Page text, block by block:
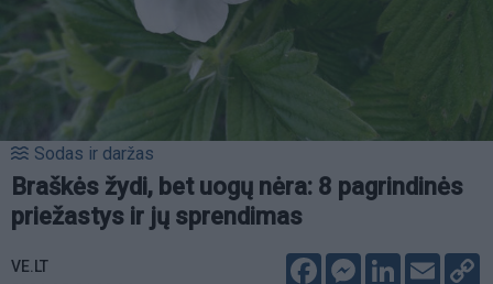
Sodas ir daržas
Braškės žydi, bet uogų nėra: 8 pagrindinės
priežastys ir jų sprendimas
VE.LT
FacebookMessenger
LinkedIn
Email